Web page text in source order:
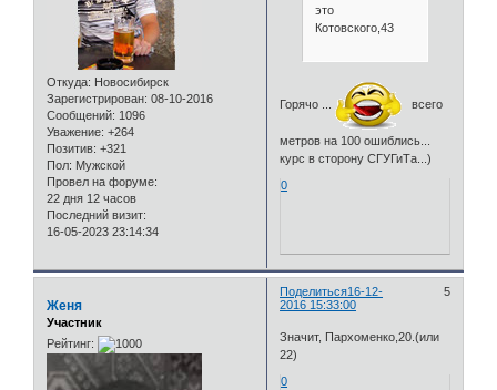
Откуда: Новосибирск
Зарегистрирован: 08-10-2016
Сообщений: 1096
Уважение: +264
Позитив: +321
Пол: Мужской
Провел на форуме:
22 дня 12 часов
Последний визит:
16-05-2023 23:14:34
это
Котовского,43
Горячо ... всего
метров на 100 ошиблись...
курс в сторону СГУГиТа...)
0
Поделиться 5
16-12-
2016 15:33:00
Женя
Участник
Рейтинг:
Значит, Пархоменко,20.(или
22)
0